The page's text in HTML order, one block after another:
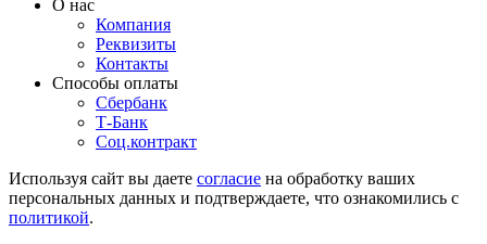
О нас
Компания
Реквизиты
Контакты
Cпособы оплаты
Сбербанк
Т-Банк
Соц.контракт
Используя сайт вы даете согласие на обработку ваших
персональных данных и подтверждаете, что ознакомились с
политикой.